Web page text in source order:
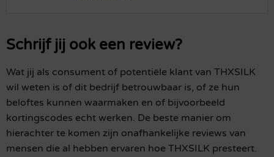
Schrijf jij ook een review?
Wat jij als consument of potentiële klant van THXSILK
wil weten is of dit bedrijf betrouwbaar is, of ze hun
beloftes kunnen waarmaken en of bijvoorbeeld
kortingscodes echt werken. De beste manier om
hierachter te komen zijn onafhankelijke reviews van
mensen die al hebben ervaren hoe THXSILK presteert.